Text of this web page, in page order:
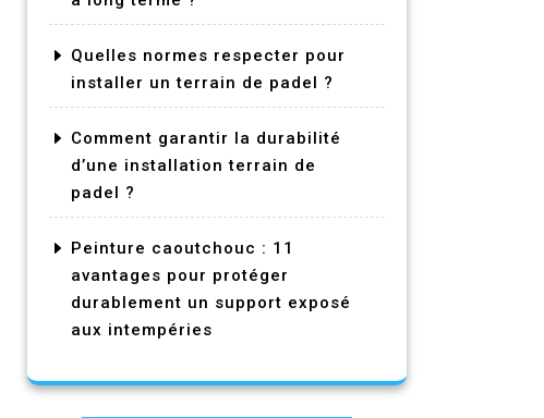
Quelles normes respecter pour
installer un terrain de padel ?
Comment garantir la durabilité
d’une installation terrain de
padel ?
Peinture caoutchouc : 11
avantages pour protéger
durablement un support exposé
aux intempéries